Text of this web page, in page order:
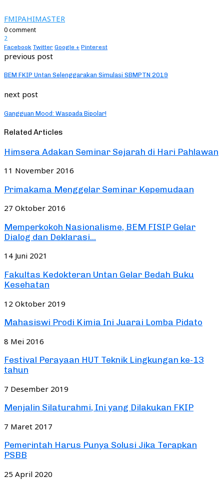
FMIPAHIMASTER
0 comment
2
Facebook Twitter Google + Pinterest
previous post
BEM FKIP Untan Selenggarakan Simulasi SBMPTN 2019
next post
Gangguan Mood: Waspada Bipolar!
Related Articles
Himsera Adakan Seminar Sejarah di Hari Pahlawan
11 November 2016
Primakama Menggelar Seminar Kepemudaan
27 Oktober 2016
Memperkokoh Nasionalisme, BEM FISIP Gelar
Dialog dan Deklarasi...
14 Juni 2021
Fakultas Kedokteran Untan Gelar Bedah Buku
Kesehatan
12 Oktober 2019
Mahasiswi Prodi Kimia Ini Juarai Lomba Pidato
8 Mei 2016
Festival Perayaan HUT Teknik Lingkungan ke-13
tahun
7 Desember 2019
Menjalin Silaturahmi, Ini yang Dilakukan FKIP
7 Maret 2017
Pemerintah Harus Punya Solusi Jika Terapkan
PSBB
25 April 2020